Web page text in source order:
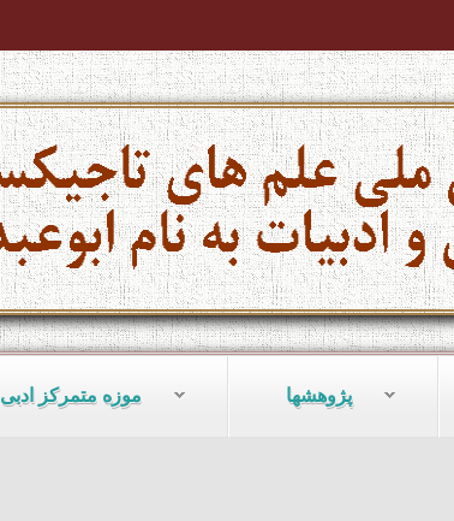
موزه متمرکز ادبی پژوهشها